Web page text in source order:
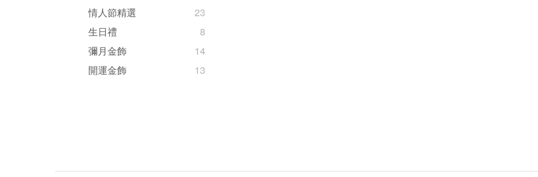
情人節精選
23
生日禮
8
彌月金飾
14
開運金飾
13